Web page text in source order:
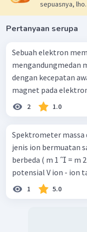
sepuasnya, lho.
Pertanyaan serupa
Sebuah elektron
mengandungmedan
dengan kecepatan
2 1.0
Spektrometer massa
jenis ion bermuatan
berbeda ( m 1  = m
potensial V ion - ion
1 5.0